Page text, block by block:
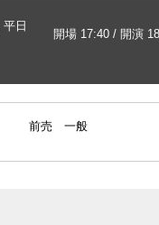
日
開場 17:40 / 開演
前売 一般